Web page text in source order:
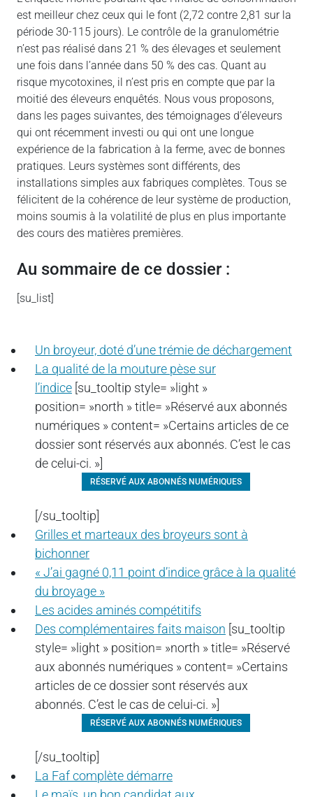
est meilleur chez ceux qui le font (2,72 contre 2,81 sur la
période 30-115 jours). Le contrôle de la granulométrie
n’est pas réalisé dans 21 % des élevages et seulement
une fois dans l’année dans 50 % des cas. Quant au
risque mycotoxines, il n’est pris en compte que par la
moitié des éleveurs enquêtés. Nous vous proposons,
dans les pages suivantes, des témoignages d’éleveurs
qui ont récemment investi ou qui ont une longue
expérience de la fabrication à la ferme, avec de bonnes
pratiques. Leurs systèmes sont différents, des
installations simples aux fabriques complètes. Tous se
félicitent de la cohérence de leur système de production,
moins soumis à la volatilité de plus en plus importante
des cours des matières premières.
Au sommaire de ce dossier :
[su_list]
Un broyeur, doté d’une trémie de déchargement
La qualité de la mouture pèse sur
l’indice [su_tooltip style= »light »
position= »north » title= »Réservé aux abonnés
numériques » content= »Certains articles de ce
dossier sont réservés aux abonnés. C’est le cas
de celui-ci. »]
RÉSERVÉ AUX ABONNÉS NUMÉRIQUES
[/su_tooltip]
Grilles et marteaux des broyeurs sont à
bichonner
« J’ai gagné 0,11 point d’indice grâce à la qualité
du broyage »
Les acides aminés compétitifs
Des complémentaires faits maison [su_tooltip
style= »light » position= »north » title= »Réservé
aux abonnés numériques » content= »Certains
articles de ce dossier sont réservés aux
abonnés. C’est le cas de celui-ci. »]
RÉSERVÉ AUX ABONNÉS NUMÉRIQUES
[/su_tooltip]
La Faf complète démarre